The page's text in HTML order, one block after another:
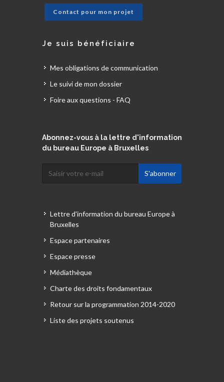
Contact pour mon projet
Je suis bénéficiaire
Mes obligations de communication
Le suivi de mon dossier
Foire aux questions - FAQ
Abonnez-vous à la lettre d'information
du bureau Europe à Bruxelles
Lettre d'information du bureau Europe à
Bruxelles
Espace partenaires
Espace presse
Médiathèque
Charte des droits fondamentaux
Retour sur la programmation 2014-2020
Liste des projets soutenus